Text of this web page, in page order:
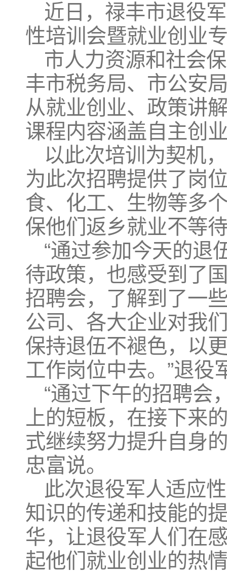
近日，禄丰市退役
性培训会暨就业创业
市人力资源和社会
丰市税务局、市公安
从就业创业、政策讲
课程内容涵盖自主创
以此次培训为契机
为此次招聘提供了岗
食、化工、生物等多
保他们返乡就业不等
“通过参加今天的退
待政策，也感受到了
招聘会，了解到了一
公司、各大企业对我
保持退伍不褪色，以
工作岗位中去。”退役
“通过下午的招聘会
上的短板，在接下来
式继续努力提升自身
忠富说。
此次退役军人适应
知识的传递和技能的
华，让退役军人们在
起他们就业创业的热